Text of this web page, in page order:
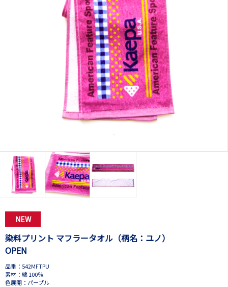
NEW
染料プリント マフラータオル（柄名：ユノ）
OPEN
品番：542MFTPU
素材：綿 100％
色展開：パープル